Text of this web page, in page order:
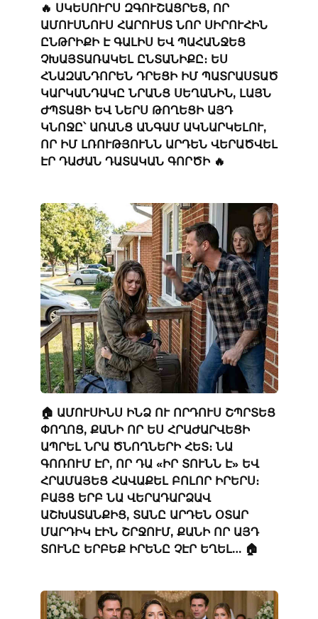
🔥 ՍԿԵՍՈՒՐՍ ԶԳՈՒՇԱՑՐԵՑ, ՈՐ
ԱՄՈՒՍՆՈՒՍ ՀԱՐՈՒՍՏ ՆՈՐ ՍԻՐՈՒՀԻՆ
ԸՆԹՐԻՔԻ Է ԳԱԼԻՍ ԵՎ ՊԱՀԱՆՋԵՑ
ՉԽԱՅՏԱՌԱԿԵԼ ԸՆՏԱՆԻՔԸ։ ԵՍ
ՀՆԱԶԱՆԴՈՐԵՆ ԴՐԵՑԻ ԻՄ ՊԱՏՐԱՍՏԱԾ
ԿԱՐԿԱՆԴԱԿԸ ՆՐԱՆՑ ՍԵՂԱՆԻՆ, ԼԱՅՆ
ԺՊՏԱՑԻ ԵՎ ՆԵՐՍ ԹՈՂԵՑԻ ԱՅԴ
ԿՆՈՋԸ՝ ԱՌԱՆՑ ԱՆԳԱՄ ԱԿՆԱՐԿԵԼՈՒ,
ՈՐ ԻՄ ԼՌՈՒԹՅՈՒՆՆ ԱՐԴԵՆ ՎԵՐԱԾՎԵԼ
ԷՐ ԴԱԺԱՆ ԴԱՏԱԿԱՆ ԳՈՐԾԻ 🔥
🏠 ԱՄՈՒՍԻՆՍ ԻՆՁ ՈՒ ՈՐԴՈՒՍ ՇՊՐՏԵՑ
ՓՈՂՈՑ, ՔԱՆԻ ՈՐ ԵՍ ՀՐԱԺԱՐՎԵՑԻ
ԱՊՐԵԼ ՆՐԱ ԾՆՈՂՆԵՐԻ ՀԵՏ։ ՆԱ
ԳՈՌՈՒՄ ԷՐ, ՈՐ ԴԱ «ԻՐ ՏՈՒՆՆ Է» ԵՎ
ՀՐԱՄԱՅԵՑ ՀԱՎԱՔԵԼ ԲՈԼՈՐ ԻՐԵՐՍ։
ԲԱՅՑ ԵՐԲ ՆԱ ՎԵՐԱԴԱՐՁԱՎ
ԱՇԽԱՏԱՆՔԻՑ, ՏԱՆԸ ԱՐԴԵՆ ՕՏԱՐ
ՄԱՐԴԻԿ ԷԻՆ ՇՐՋՈՒՄ, ՔԱՆԻ ՈՐ ԱՅԴ
ՏՈՒՆԸ ԵՐԲԵՔ ԻՐԵՆԸ ՉԷՐ ԵՂԵԼ… 🏠